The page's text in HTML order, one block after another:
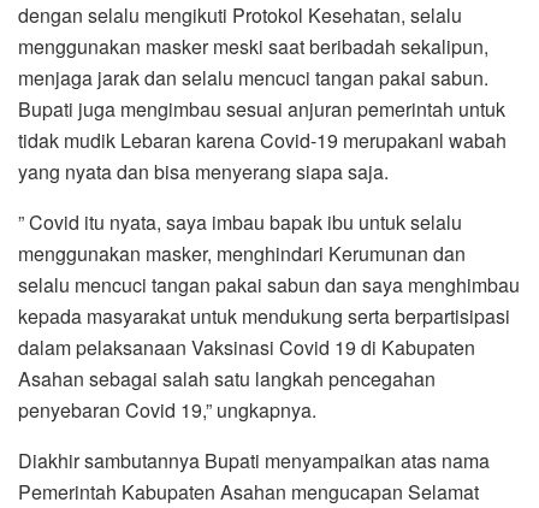
dengan selalu mengikuti Protokol Kesehatan, selalu
menggunakan masker meski saat beribadah sekalipun,
menjaga jarak dan selalu mencuci tangan pakai sabun.
Bupati juga mengimbau sesuai anjuran pemerintah untuk
tidak mudik Lebaran karena Covid-19 merupakanl wabah
yang nyata dan bisa menyerang siapa saja.
” Covid itu nyata, saya imbau bapak ibu untuk selalu
menggunakan masker, menghindari Kerumunan dan
selalu mencuci tangan pakai sabun dan saya menghimbau
kepada masyarakat untuk mendukung serta berpartisipasi
dalam pelaksanaan Vaksinasi Covid 19 di Kabupaten
Asahan sebagai salah satu langkah pencegahan
penyebaran Covid 19,” ungkapnya.
Diakhir sambutannya Bupati menyampaikan atas nama
Pemerintah Kabupaten Asahan mengucapan Selamat